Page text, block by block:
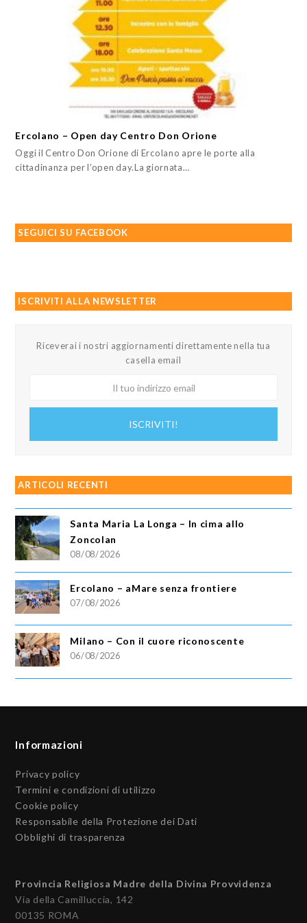
Ercolano – Open day Centro Don Orione
Oggi il Centro Don Orione di Ercolano apre le porte alla
cittadinanza per l’open day.La giornata…
SEGUICI SU FACEBOOK
ISCRIVITI ALLA NEWSLETTER
Riceverai i nostri aggiornamenti direttamente nella tua
casella email
ISCRIVITI!
ARTICOLI RECENTI
Santa Maria La Longa – In cima allo
Zoncolan
08/08/2026
Ercolano – aMare senza frontiere
07/08/2026
Milano – Con il cuore riconoscente
06/08/2026
Informazioni
Privacy policy
Termini e condizioni di utilizzo
Cookie policy
Responsabile della Protezione dei Dati
Obblighi di trasparenza
Provincia Religiosa Madre della Divina Provvidenza
Via della Camilluccia, 142
00135 ROMA